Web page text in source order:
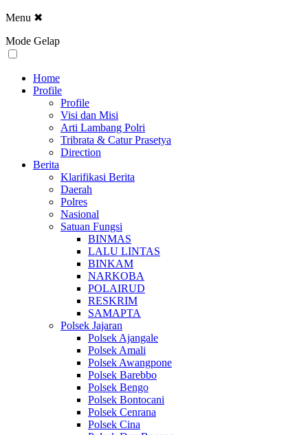
Menu ✖
Mode Gelap
Home
Profile
Profile
Visi dan Misi
Arti Lambang Polri
Tribrata & Catur Prasetya
Direction
Berita
Klarifikasi Berita
Daerah
Polres
Nasional
Satuan Fungsi
BINMAS
LALU LINTAS
BINKAM
NARKOBA
POLAIRUD
RESKRIM
SAMAPTA
Polsek Jajaran
Polsek Ajangale
Polsek Amali
Polsek Awangpone
Polsek Barebbo
Polsek Bengo
Polsek Bontocani
Polsek Cenrana
Polsek Cina